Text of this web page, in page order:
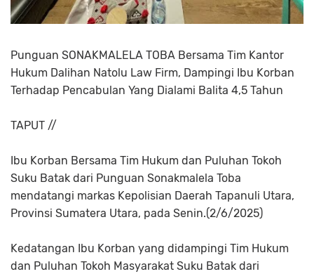
Punguan SONAKMALELA TOBA Bersama Tim Kantor
Hukum Dalihan Natolu Law Firm, Dampingi Ibu Korban
Terhadap Pencabulan Yang Dialami Balita 4,5 Tahun
TAPUT //
Ibu Korban Bersama Tim Hukum dan Puluhan Tokoh
Suku Batak dari Punguan Sonakmalela Toba
mendatangi markas Kepolisian Daerah Tapanuli Utara,
Provinsi Sumatera Utara, pada Senin.(2/6/2025)
Kedatangan Ibu Korban yang didampingi Tim Hukum
dan Puluhan Tokoh Masyarakat Suku Batak dari